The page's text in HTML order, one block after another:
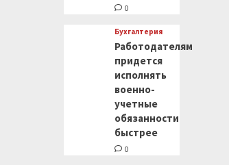
0
Бухгалтерия
Работодателям
придется
исполнять
военно-
учетные
обязанности
быстрее
0